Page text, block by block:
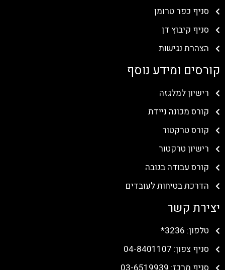
סניף כפר טרומן
סניף קיבוץ דן
הצהרת נגישות
קורסים ומידע נוסף
רישיון למלגזה
קורס מכונה ניידת
קורס טרקטור
רישיון טרקטור
קורס עבודה בגובה
הדרכת בטיחות לעובדים
יצירת קשר
טלפון: 3236*
סניף צפון: 04-8401107